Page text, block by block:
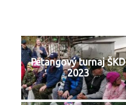
Petangový turnaj ŠKD
2023